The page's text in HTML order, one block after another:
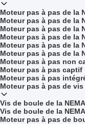
Moteur pas à pas de la
Moteur pas à pas de la
Moteur pas à pas de la
Moteur pas à pas de la
Moteur pas à pas de la
Moteur pas à pas de la
Moteur pas à pas non
Moteur pas à pas captif
Moteur pas à pas
Moteur pas à pas de
Vis de boule de la
Vis de boule de la
Moteur pas à pas de